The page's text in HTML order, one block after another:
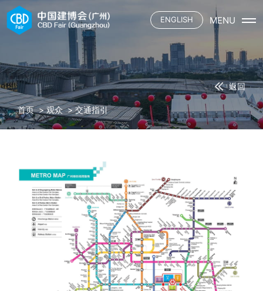
ENGLISH MENU
首页
展会介绍
展会平面
三大场域
六大渠道
展商
参展申请
资质认证施工单位
合作酒店
观众
观众登记
交通指引
合作酒店
展馆餐饮
媒体
中国建博会
中国建博会（广州）
中国建博会（上海）
广交会
首页 > 观众 > 交通指引
返回